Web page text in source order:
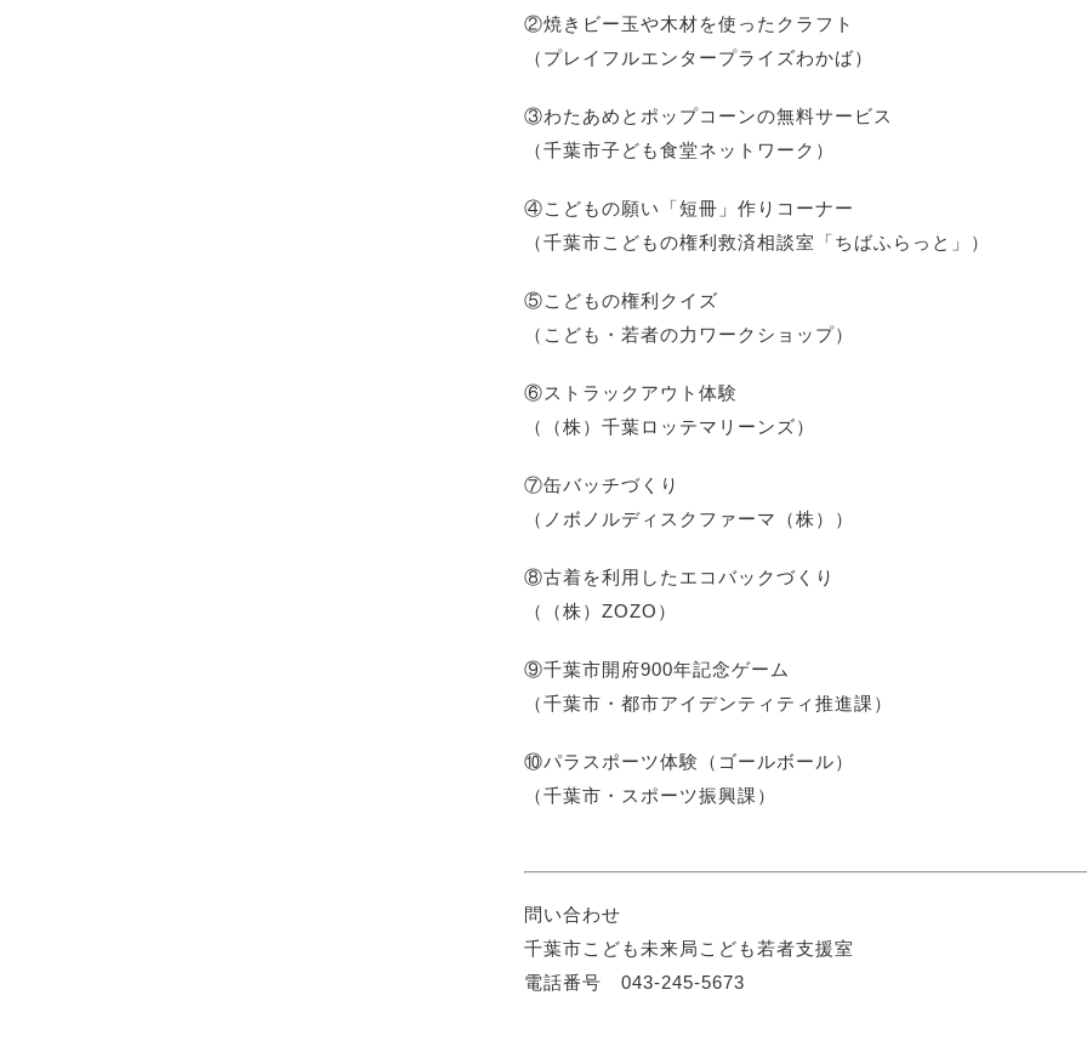
②焼きビー玉や木材を使ったクラフト
（プレイフルエンタープライズわかば）
③わたあめとポップコーンの無料サービス
（千葉市子ども食堂ネットワーク）
④こどもの願い「短冊」作りコーナー
（千葉市こどもの権利救済相談室「ちばふらっと」）
⑤こどもの権利クイズ
（こども・若者の力ワークショップ）
⑥ストラックアウト体験
（（株）千葉ロッテマリーンズ）
⑦缶バッチづくり
（ノボノルディスクファーマ（株））
⑧古着を利用したエコバックづくり
（（株）ZOZO）
⑨千葉市開府900年記念ゲーム
（千葉市・都市アイデンティティ推進課）
⑩パラスポーツ体験（ゴールボール）
（千葉市・スポーツ振興課）
問い合わせ
千葉市こども未来局こども若者支援室
電話番号 043-245-5673